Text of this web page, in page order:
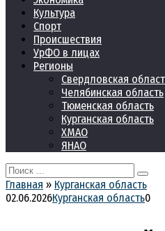
Культура
Спорт
Происшествия
УрФО в лицах
Регионы
Свердловская
Челябинская область
Тюменская область
Курганская область
ХМАО
ЯНАО
Search
for:
Главная » Курганская область
02.06.2026Курганская область0